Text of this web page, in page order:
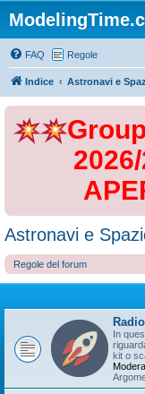
FAQ Regole
Indice Astronavi e
Astronavi e
Regole del forum
In
kit o